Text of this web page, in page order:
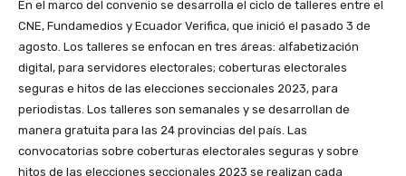
En el marco del convenio se desarrolla el ciclo de talleres entre el
CNE, Fundamedios y Ecuador Verifica, que inició el pasado 3 de
agosto. Los talleres se enfocan en tres áreas: alfabetización
digital, para servidores electorales; coberturas electorales
seguras e hitos de las elecciones seccionales 2023, para
periodistas. Los talleres son semanales y se desarrollan de
manera gratuita para las 24 provincias del país. Las
convocatorias sobre coberturas electorales seguras y sobre
hitos de las elecciones seccionales 2023 se realizan cada